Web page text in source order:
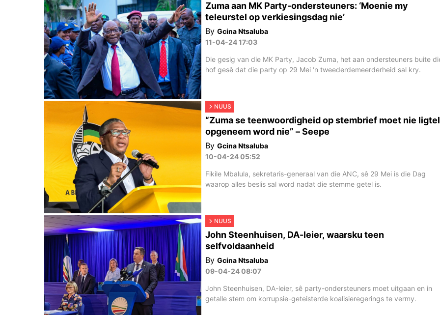
Zuma aan MK Party-ondersteuners: ‘Moenie my
teleurstel op verkiesingsdag nie’
By Gcina Ntsaluba
11-04-24 17:03
Die gesig van die MK Party, Jacob Zuma, het aan ondersteuners buite
hof gesê dat die party op 29 Mei ‘n tweederdemeerderheid sal kry.
NUUS
“Zuma se teenwoordigheid op stembrief moet nie
opgeneem word nie” – Seepe
By Gcina Ntsaluba
10-04-24 05:52
Fikile Mbalula, sekretaris-generaal van die ANC, sê 29 Mei is die Dag
waarop alles beslis sal word nadat die stemme getel is.
NUUS
John Steenhuisen, DA-leier, waarsku teen
selfvoldaanheid
By Gcina Ntsaluba
09-04-24 08:07
John Steenhuisen, DA-leier, sê party-ondersteuners moet uitgaan en in
getalle stem om korrupsie-geteisterde koalisieregerings te vermy.